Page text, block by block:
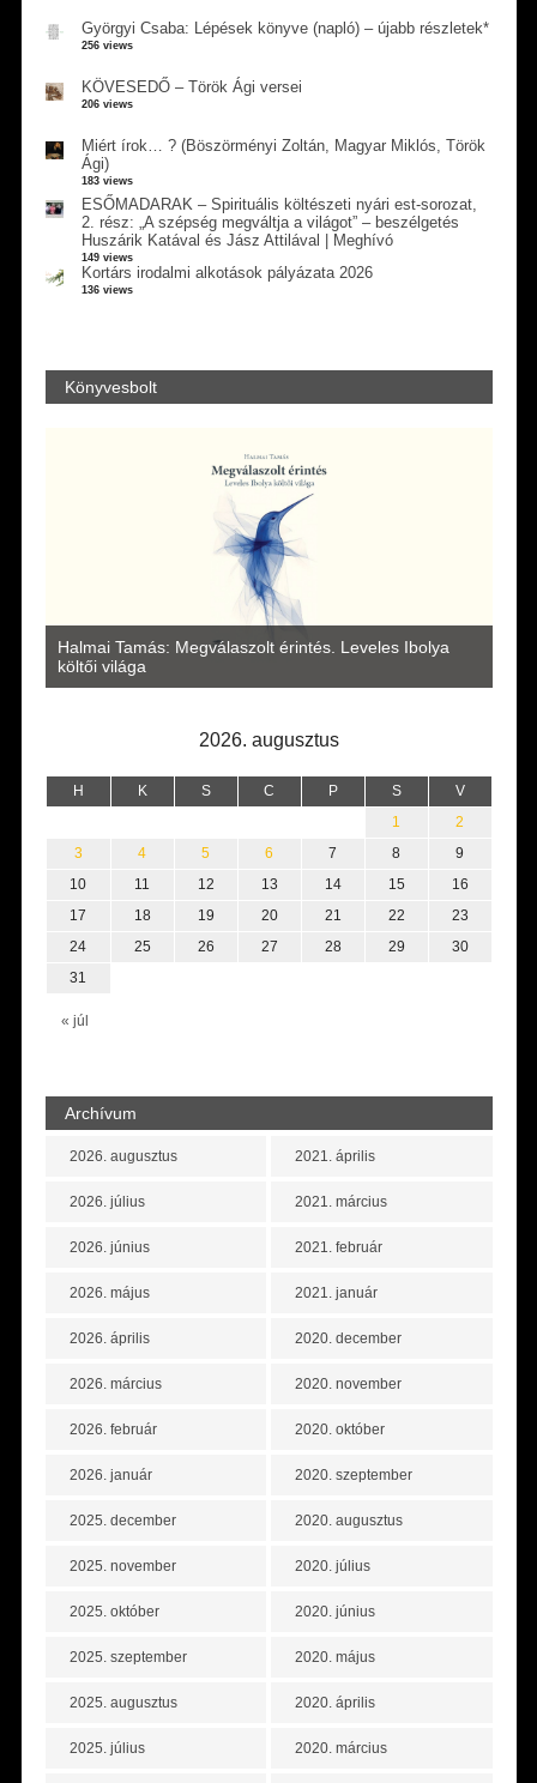
Györgyi Csaba: Lépések könyve (napló) – újabb részletek*
256 views
KÖVESEDŐ – Török Ági versei
206 views
Miért írok… ? (Böszörményi Zoltán, Magyar Miklós, Török
Ági)
183 views
ESŐMADARAK – Spirituális költészeti nyári est-sorozat,
2. rész: „A szépség megváltja a világot” – beszélgetés
Huszárik Katával és Jász Attilával | Meghívó
149 views
Kortárs irodalmi alkotások pályázata 2026
136 views
Könyvesbolt
Halmai Tamás: Megválaszolt érintés. Leveles Ibolya
költői világa
2026. augusztus
H K S C P S V
« júl
1
2
3
4 5 6 7 8
9
10
11 12 13 14 15
16
17
18 19 20 21 22
23
24
25 26 27 28 29
30
31
Archívum
2026. augusztus
2026. július
2026. június
2026. május
2026. április
2026. március
2026. február
2026. január
2025. december
2025. november
2025. október
2025. szeptember
2025. augusztus
2025. július
2021. április
2021. március
2021. február
2021. január
2020. december
2020. november
2020. október
2020. szeptember
2020. augusztus
2020. július
2020. június
2020. május
2020. április
2020. március